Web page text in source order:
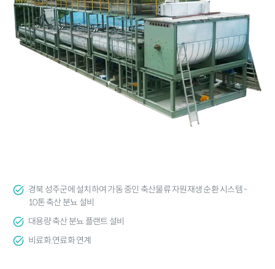
경북 성주군에 설치하여 가동 중인 축산물류 자원재생 순환 시스템 -
10톤 축산 분뇨 설비
대용량 축산 분뇨 플랜트 설비
비료화.연료화 연계